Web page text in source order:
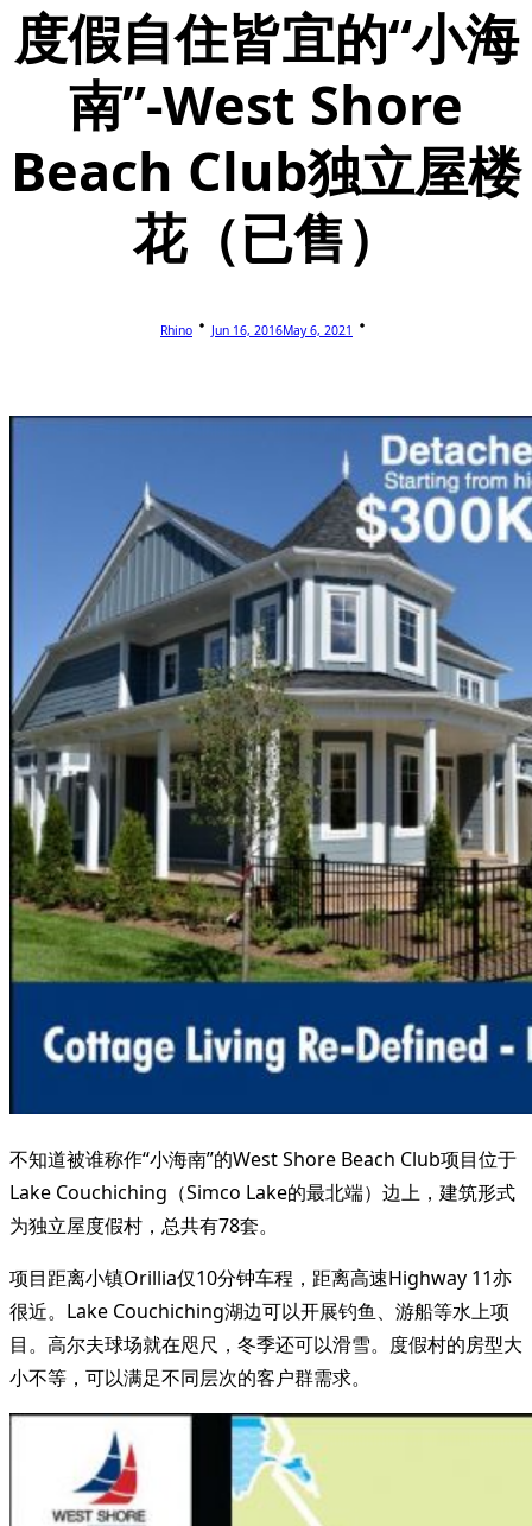
度假自住皆宜的“小海
南”-West Shore
Beach Club独立屋楼
花（已售）
Rhino Jun 16, 2016May 6, 2021
不知道被谁称作“小海南”的West Shore Beach Club项目位于
Lake Couchiching（Simco Lake的最北端）边上，建筑形式
为独立屋度假村，总共有78套。
项目距离小镇Orillia仅10分钟车程，距离高速Highway 11亦
很近。Lake Couchiching湖边可以开展钓鱼、游船等水上项
目。高尔夫球场就在咫尺，冬季还可以滑雪。度假村的房型大
小不等，可以满足不同层次的客户群需求。